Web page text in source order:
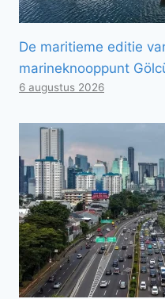
De maritieme editie
marineknooppunt
6 augustus 2026